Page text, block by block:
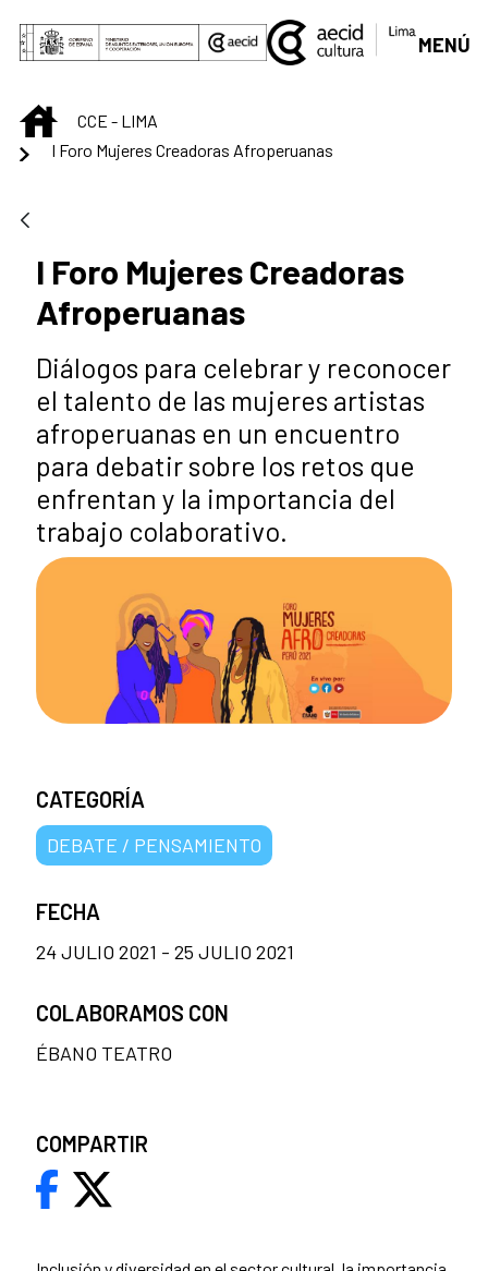
Saltar al contenido principal
MENÚ
INICIOCCE - LIMA
I Foro Mujeres Creadoras Afroperuanas
I Foro Mujeres Creadoras
Afroperuanas
Diálogos para celebrar y reconocer
el talento de las mujeres artistas
afroperuanas en un encuentro
para debatir sobre los retos que
enfrentan y la importancia del
trabajo colaborativo.
CATEGORÍA
DEBATE / PENSAMIENTO
FECHA
24 JULIO 2021 - 25 JULIO 2021
COLABORAMOS CON
ÉBANO TEATRO
COMPARTIR